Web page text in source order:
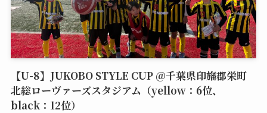
【U-8】JUKOBO STYLE CUP @千葉県印旛郡栄町
北総ローヴァーズスタジアム（yellow：6位、
black：12位）